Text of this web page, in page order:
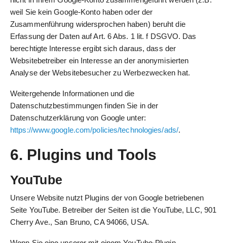
weil Sie kein Google-Konto haben oder der
Zusammenführung widersprochen haben) beruht die
Erfassung der Daten auf Art. 6 Abs. 1 lit. f DSGVO. Das
berechtigte Interesse ergibt sich daraus, dass der
Websitebetreiber ein Interesse an der anonymisierten
Analyse der Websitebesucher zu Werbezwecken hat.
Weitergehende Informationen und die
Datenschutzbestimmungen finden Sie in der
Datenschutzerklärung von Google unter:
https://www.google.com/policies/technologies/ads/.
6. Plugins und Tools
YouTube
Unsere Website nutzt Plugins der von Google betriebenen
Seite YouTube. Betreiber der Seiten ist die YouTube, LLC, 901
Cherry Ave., San Bruno, CA 94066, USA.